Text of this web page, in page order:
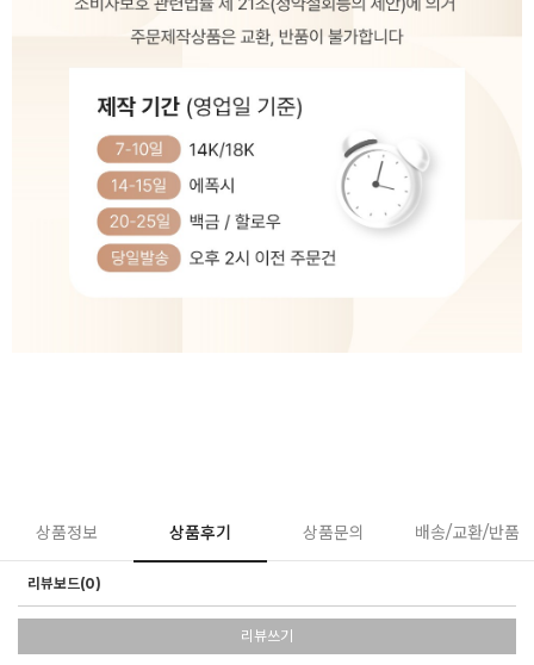
상품정보 상품후기 상품문의 배송/교환/반품
리뷰보드(0)
리뷰쓰기